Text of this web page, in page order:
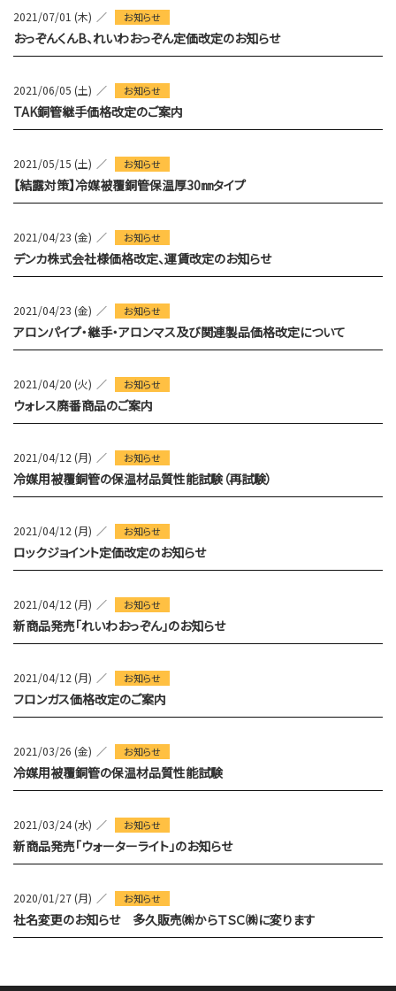
2021/07/01 (木) お知らせ
おっぞんくんB、れいわおっぞん定価改定のお知らせ
2021/06/05 (土) お知らせ
TAK銅管継手価格改定のご案内
2021/05/15 (土) お知らせ
【結露対策】冷媒被覆銅管保温厚30㎜タイプ
2021/04/23 (金) お知らせ
デンカ株式会社様価格改定、運賃改定のお知らせ
2021/04/23 (金) お知らせ
アロンパイプ・継手・アロンマス及び関連製品価格改定について
2021/04/20 (火) お知らせ
ウォレス廃番商品のご案内
2021/04/12 (月) お知らせ
冷媒用被覆銅管の保温材品質性能試験（再試験）
2021/04/12 (月) お知らせ
ロックジョイント定価改定のお知らせ
2021/04/12 (月) お知らせ
新商品発売「れいわおっぞん」のお知らせ
2021/04/12 (月) お知らせ
フロンガス価格改定のご案内
2021/03/26 (金) お知らせ
冷媒用被覆銅管の保温材品質性能試験
2021/03/24 (水) お知らせ
新商品発売「ウォーターライト」のお知らせ
2020/01/27 (月) お知らせ
社名変更のお知らせ 多久販売㈱からＴＳＣ㈱に変ります